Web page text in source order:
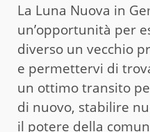
La Luna Nuova in
un’opportunità per
diverso un vecchio
e permettervi di
un ottimo transito
di nuovo, stabilire
il potere della